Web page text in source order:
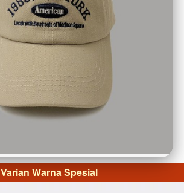
Varian Warna Spesial